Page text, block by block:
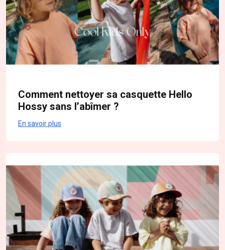
Comment nettoyer sa casquette Hello
Hossy sans l’abîmer ?
En savoir plus